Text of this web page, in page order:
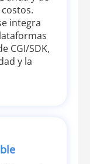
integra
CGI/SDK,
y la